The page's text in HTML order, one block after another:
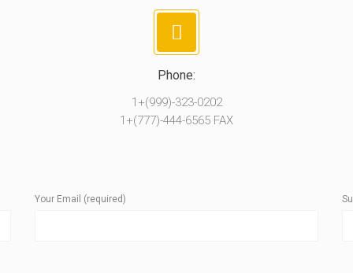
Phone:
1+(999)-323-0202
1+(777)-444-6565 FAX
Your Email (required)